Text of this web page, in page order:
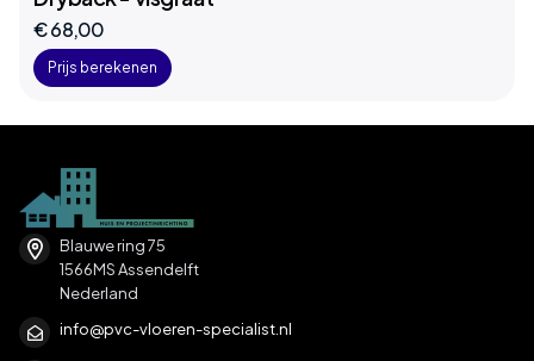
€ 68,00
Prijs berekenen
Blauwe ring 75
1566MS Assendelft
Nederland
info@pvc-vloeren-specialist.nl